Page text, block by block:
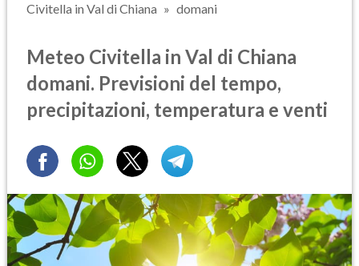
Civitella in Val di Chiana
domani
Meteo Civitella in Val di Chiana
domani. Previsioni del tempo,
precipitazioni, temperatura e venti